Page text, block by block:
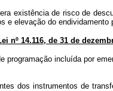
existência de risco de
e elevação do endividamento
nº 14.116, de 31 de
programação incluída por
dos instrumentos de